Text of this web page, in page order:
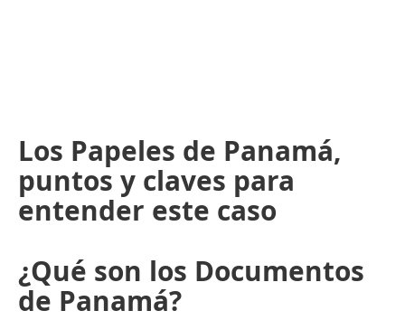
Los Papeles de Panamá,
puntos y claves para
entender este caso
¿Qué son los Documentos
de Panamá?